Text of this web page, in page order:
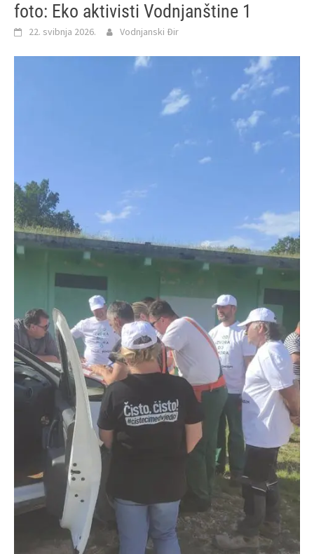
foto: Eko aktivisti Vodnjanštine 1
22. svibnja 2026. Vodnjanski Đir